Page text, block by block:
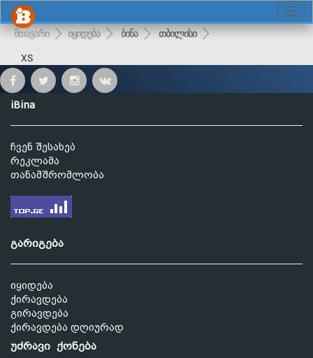
მთავარი იყიდება ბინა თბილისი
XS
iBina
ჩვენ შესახებ
რეკლამა
თანამშრომლობა
გარიგება
იყიდება
ქირავდება
გირავდება
ქირავდება დღიურად
უძრავი ქონება